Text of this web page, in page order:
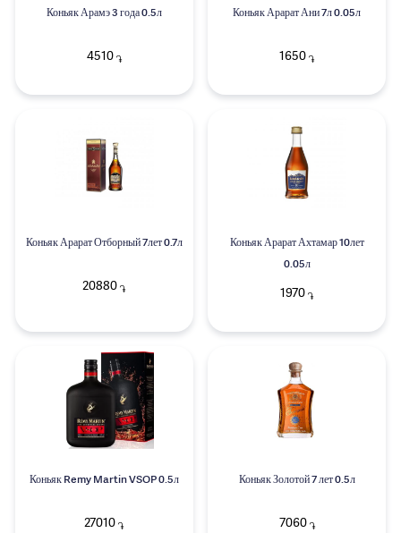
Коньяк Арамэ 3 года 0.5л
4510֏
Коньяк Арарат Ани 7л 0.05л
1650 ֏
Коньяк Арарат Отборный 7лет 0.7л
20880 ֏
Коньяк Арарат Ахтамар 10лет
0.05л
1970 ֏
Коньяк Remy Martin VSOP 0.5л
27010 ֏
Коньяк Золотой 7 лет 0.5л
7060֏